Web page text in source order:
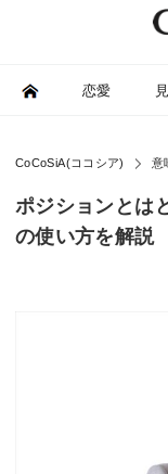
恋愛
CoCoSiA(ココシア) 意
ポジションとは
の使い方を解説